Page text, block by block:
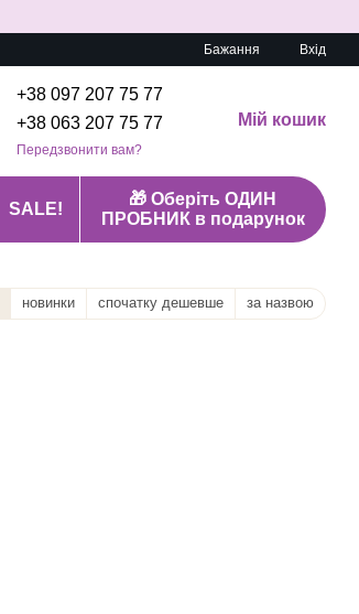
Бажання Вхід
+38 097 207 75 77
+38 063 207 75 77
Передзвонити вам?
Мій кошик
SALE!
🎁 Оберіть ОДИН
ПРОБНИК в подарунок
новинки спочатку дешевше за назвою